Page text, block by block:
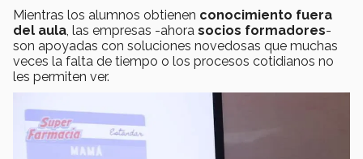
Mientras los alumnos obtienen conocimiento fuera
del aula , las empresas -ahora socios formadores-
son apoyadas con soluciones novedosas que muchas
veces la falta de tiempo o los procesos cotidianos no
les permiten ver.